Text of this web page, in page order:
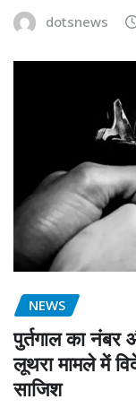
dotsnews
NEWS
पुर्तगाल का नंबर
लूथरा मामले में
साजिश